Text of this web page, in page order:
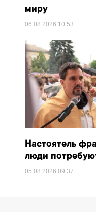
миру
06.08.2026 10:53
Настоятель
люди
05.08.202609:37